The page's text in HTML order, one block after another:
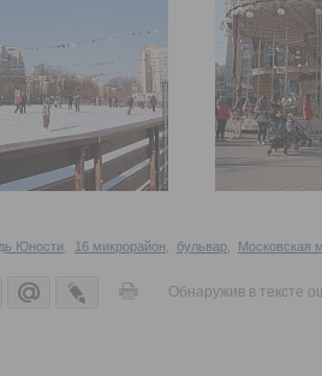
Юности 16 микрорайон бульвар Московская
Обнаружив в тексте